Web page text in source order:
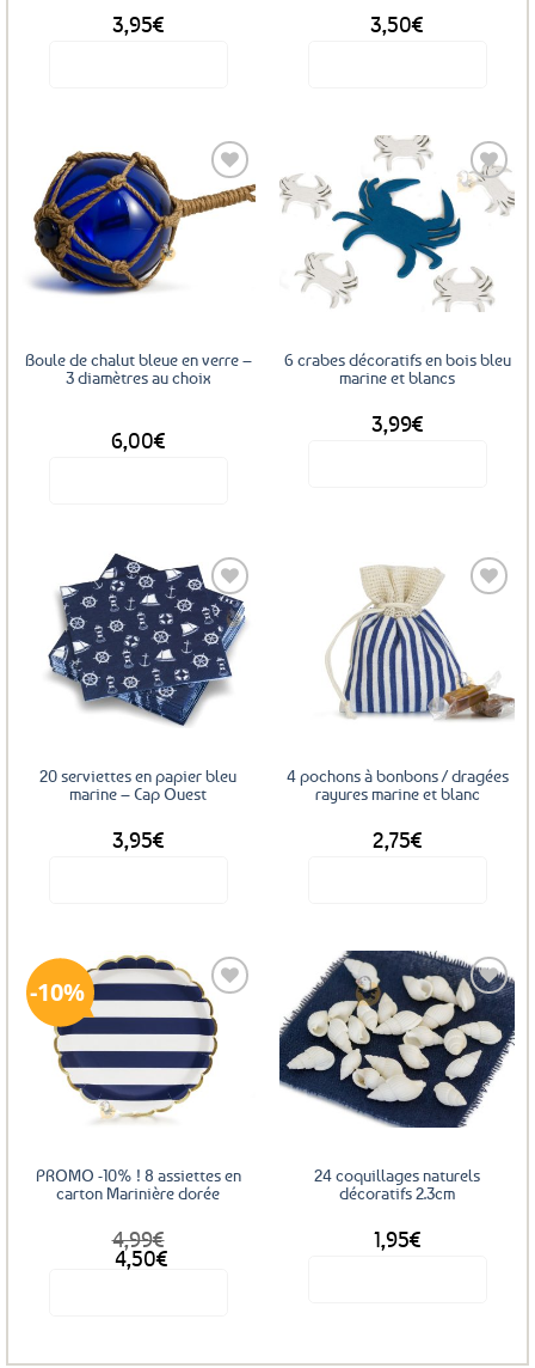
3,95€ 3,50€
Boule de chalut bleue en verre –
3 diamètres au choix
6,00€
plusieurs
variations.
options
peuvent
sur
Ajouter
favoris
6 crabes décoratifs en bois bleu
marine et blancs
3,99€
Ajouter
aux
favoris
20 serviettes en papier bleu
marine – Cap Ouest
3,95€
favoris
4 pochons à bonbons / dragées
rayures marine et blanc
2,75€
10%
Ajouter
aux
favoris
PROMO -10% ! 8 assiettes en
carton Marinière dorée
4,99€
Le
prix
4,50€
Le
prix
Ajouter
aux
favoris
24 coquillages naturels
décoratifs 2.3cm
1,95€